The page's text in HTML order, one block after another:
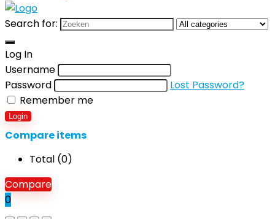
Search for:
Log In
Username
Password
Lost Password?
Remember me
Login
Compare items
Total (0)
Compare
0